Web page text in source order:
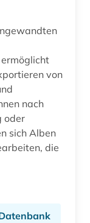
von
nach
oder
sich Alben
die